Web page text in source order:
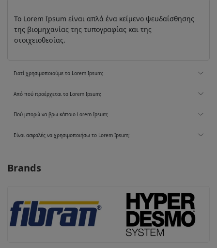
Το Lorem Ipsum είναι απλά ένα κείμενο ψευδαίσθησης
της βιομηχανίας της τυπογραφίας και της
στοιχειοθεσίας.
Γιατί χρησιμοποιούμε το Lorem Ipsum;
Από πού προέρχεται το Lorem Ipsum;
Πού μπορώ να βρω κάποιο Lorem Ipsum;
Είναι ασφαλές να χρησιμοποιήσω το Lorem Ipsum;
Brands